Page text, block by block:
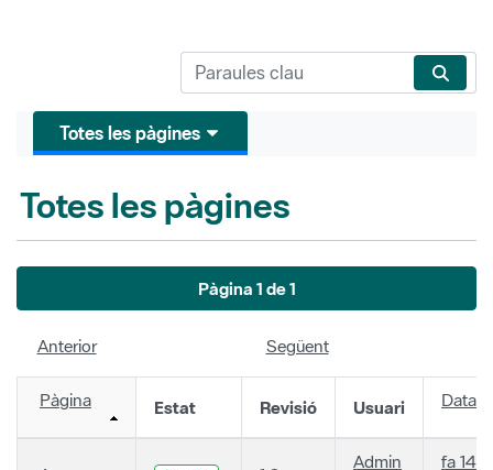
Totes les pàgines
Totes les pàgines
Pàgina 1 de 1
Anterior Següent
Pàgina Estat Revisió Usuari Data
Admin
fa 14